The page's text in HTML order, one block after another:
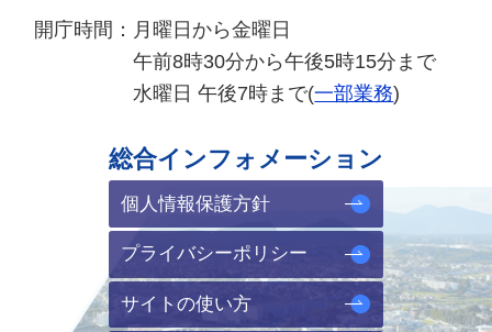
開庁時間： 月曜日から金曜日
午前8時30分から午後5時15分まで
水曜日 午後7時まで(一部業務)
総合インフォメーション
個人情報保護方針
プライバシーポリシー
サイトの使い方